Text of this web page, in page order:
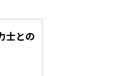
士との